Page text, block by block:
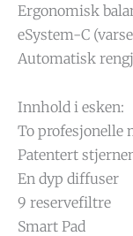
Ergonomisk
eSystem-C
Automatisk
Innhold i esken:
To profesjonelle
Patentert
En dyp diffuser
9 reservefiltre
Smart Pad